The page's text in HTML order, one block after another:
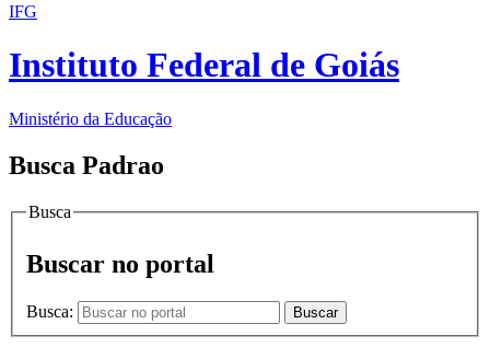
IFG
Instituto Federal de Goiás
Ministério da Educação
Busca Padrao
Busca
Buscar no portal
Busca: Buscar